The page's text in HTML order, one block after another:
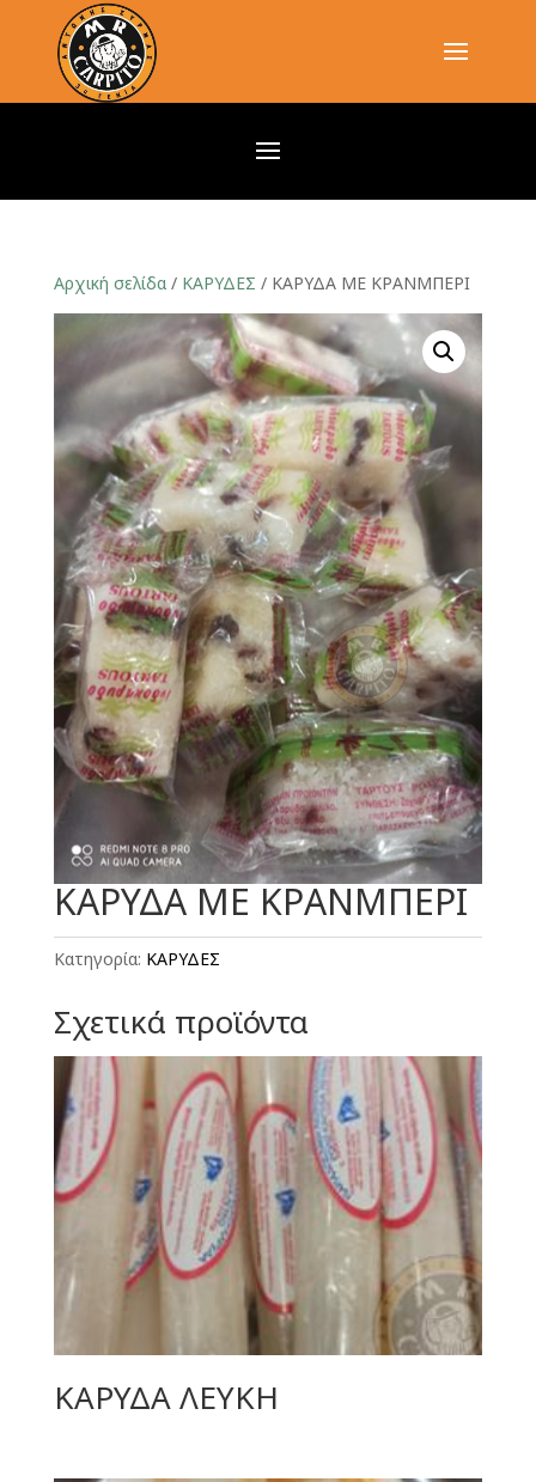
Αρχική σελίδα/ ΚΑΡΥΔΕΣ / ΚΑΡΥΔΑ ΜΕ ΚΡΑΝΜΠΕΡΙ
ΚΑΡΥΔΑ ΜΕ ΚΡΑΝΜΠΕΡΙ
Κατηγορία: ΚΑΡΥΔΕΣ
Σχετικά προϊόντα
ΚΑΡΥΔΑ ΛΕΥΚΗ